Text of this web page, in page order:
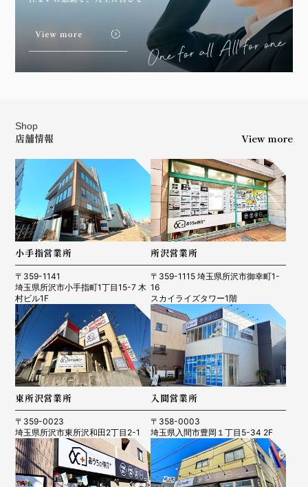
Shop
店舗情報 View more
小手指営業所
〒359-1141
埼玉県所沢市小手指町1丁目15-7 木
村ビル1F
所沢営業所
〒359-1115 埼玉県所沢市御幸町1-
16
スカイライズタワー1階
東所沢営業所
〒359-0023
埼玉県所沢市東所沢和田2丁目2-1
入間営業所
〒358-0003
埼玉県入間市豊岡１丁目5-34 2F